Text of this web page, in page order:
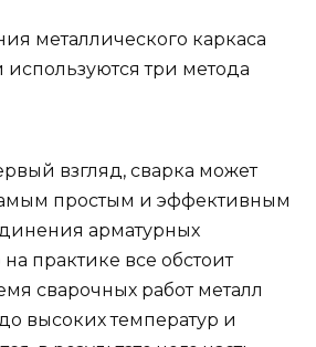
металлического каркаса
три метода
взгляд, сварка может
простым и эффективным
арматурных
практике все обстоит
сварочных работ металл
высоких температур и